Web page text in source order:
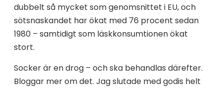
dubbelt så mycket som genomsnittet i EU, och
sötsnaskandet har ökat med 76 procent sedan
1980 – samtidigt som läskkonsumtionen ökat
stort.
Socker är en drog – och ska behandlas därefter.
Bloggar mer om det. Jag slutade med godis helt